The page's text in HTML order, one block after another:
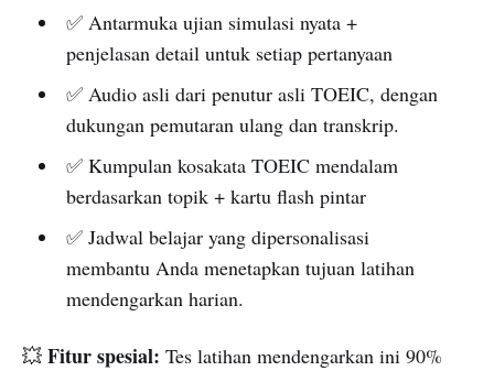
✅ Antarmuka ujian simulasi nyata +
penjelasan detail untuk setiap pertanyaan
✅ Audio asli dari penutur asli TOEIC, dengan
dukungan pemutaran ulang dan transkrip.
✅ Kumpulan kosakata TOEIC mendalam
berdasarkan topik + kartu flash pintar
✅ Jadwal belajar yang dipersonalisasi
membantu Anda menetapkan tujuan latihan
mendengarkan harian.
💥 Fitur spesial: Tes latihan mendengarkan ini 90%